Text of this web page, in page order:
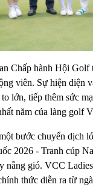
Chấp hành Hội
viên. Sự hiện diện
lớn, tiếp thêm sức
năm của làng golf
bước chuyển
2026 - Tranh cúp
nắng gió. VCC
thức diễn ra từ